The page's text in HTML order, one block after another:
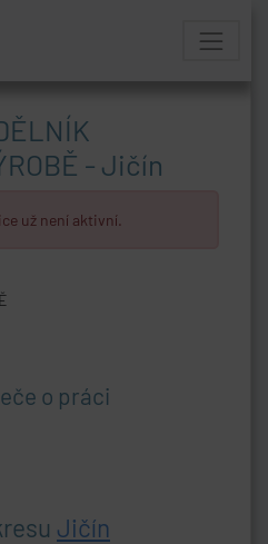
- Jičín
už není aktivní.
o práci
Jičín